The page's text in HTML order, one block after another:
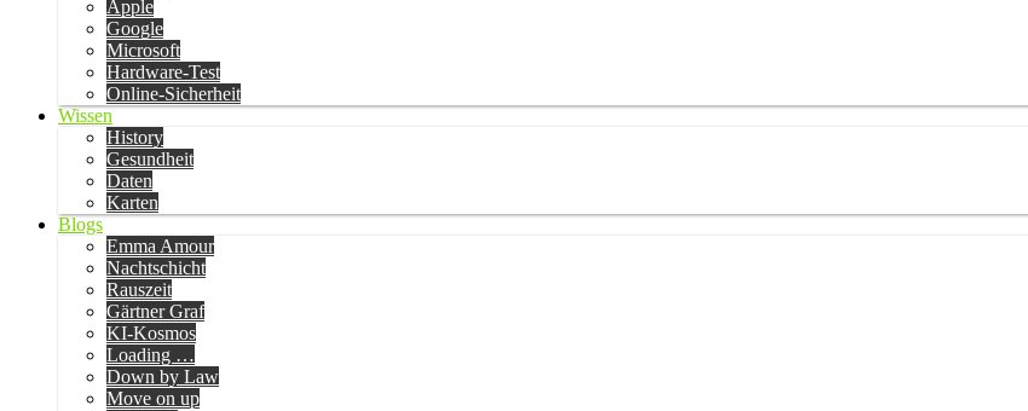
Apple
Google
Microsoft
Hardware-Test
Online-Sicherheit
Wissen
History
Gesundheit
Daten
Karten
Blogs
Emma Amour
Nachtschicht
Rauszeit
Gärtner Graf
KI-Kosmos
Loading …
Down by Law
Move on up